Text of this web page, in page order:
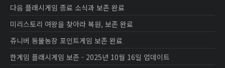
다음 플래시게임 종료 소식과 보존 완료
미리스토리 여왕을 찾아라 복원, 보존 완료
쥬니버 동물농장 포인트게임 보존 완료
한게임 플래시게임 보존 - 2025년 10월 16일 업데이트